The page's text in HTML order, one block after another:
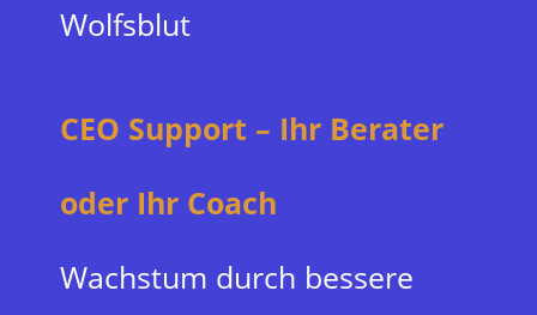
Wolfsblut
CEO Support – Ihr Berater
oder Ihr Coach
Wachstum durch bessere